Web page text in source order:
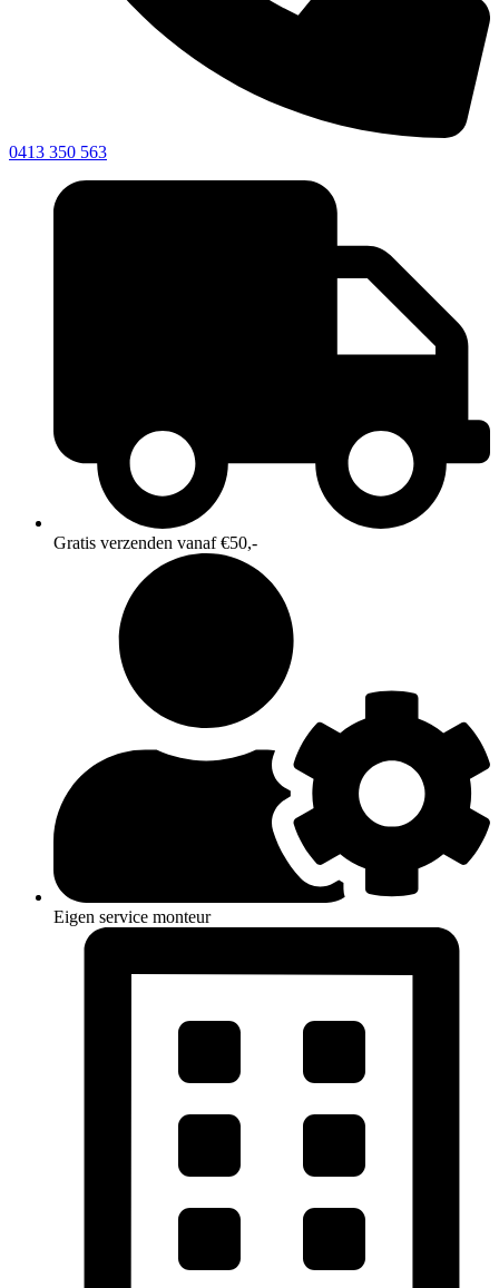
0413 350 563
Gratis verzenden vanaf €50,-
Eigen service monteur